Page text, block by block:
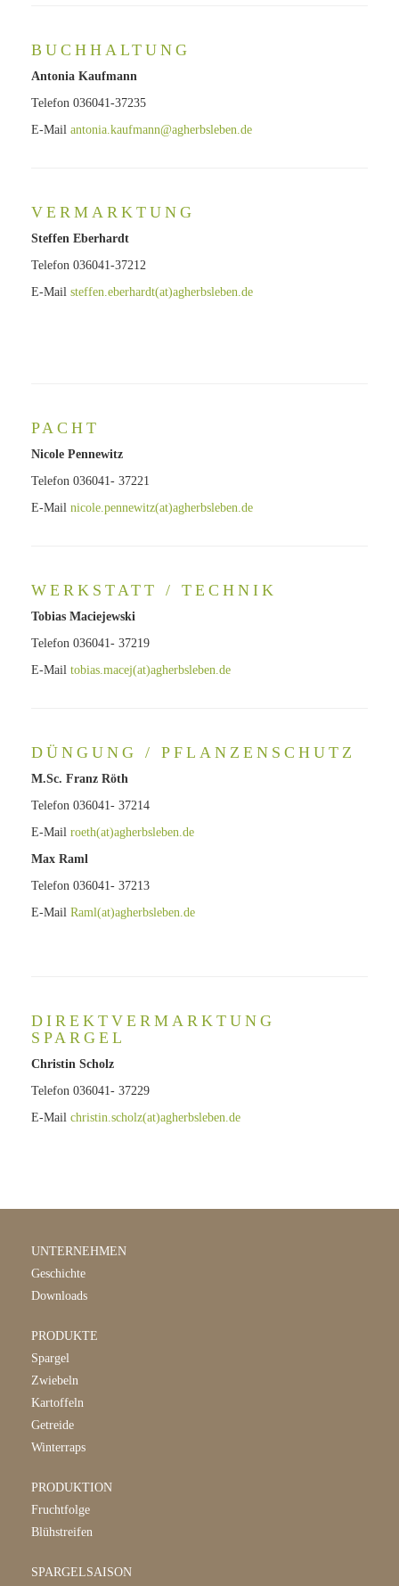
BUCHHALTUNG
Antonia Kaufmann
Telefon 036041-37235
E-Mail antonia.kaufmann@agherbsleben.de
VERMARKTUNG
Steffen Eberhardt
Telefon 036041-37212
E-Mail steffen.eberhardt(at)agherbsleben.de
PACHT
Nicole Pennewitz
Telefon 036041- 37221
E-Mail nicole.pennewitz(at)agherbsleben.de
WERKSTATT / TECHNIK
Tobias Maciejewski
Telefon 036041- 37219
E-Mail tobias.macej(at)agherbsleben.de
DÜNGUNG / PFLANZENSCHUTZ
M.Sc. Franz Röth
Telefon 036041- 37214
E-Mail roeth(at)agherbsleben.de
Max Raml
Telefon 036041- 37213
E-Mail Raml(at)agherbsleben.de
DIREKTVERMARKTUNG
SPARGEL
Christin Scholz
Telefon 036041- 37229
E-Mail christin.scholz(at)agherbsleben.de
UNTERNEHMEN
Geschichte
Downloads
PRODUKTE
Spargel
Zwiebeln
Kartoffeln
Getreide
Winterraps
PRODUKTION
Fruchtfolge
Blühstreifen
SPARGELSAISON